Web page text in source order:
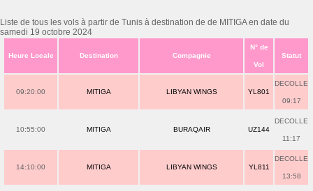
Liste de tous les vols à partir de Tunis à destination de de MITIGA en date du
samedi 19 octobre 2024
Heure Locale Destination Compagnie
N° de
Vol
Statut
09:20:00 MITIGA LIBYAN WINGS YL801
DECOLLE
09:17
10:55:00 MITIGA BURAQAIR UZ144
DECOLLE
11:17
14:10:00 MITIGA LIBYAN WINGS YL811
DECOLLE
13:58